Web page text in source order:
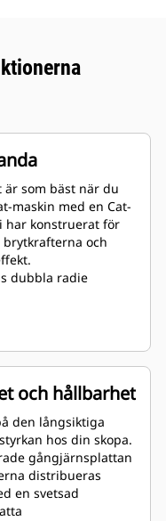
är som bäst när du
maskin med en Cat-
har konstruerat för
och
dubbla radie
att skopans
vilket minskar
under
skoporna är
att skära genom
och förbättra
effektivitet.
på kortare tid.
och sidostänger
material i din
och hållbarhet
den långsiktiga
hos din skopa.
gångjärnsplattan
distribueras
en svetsad